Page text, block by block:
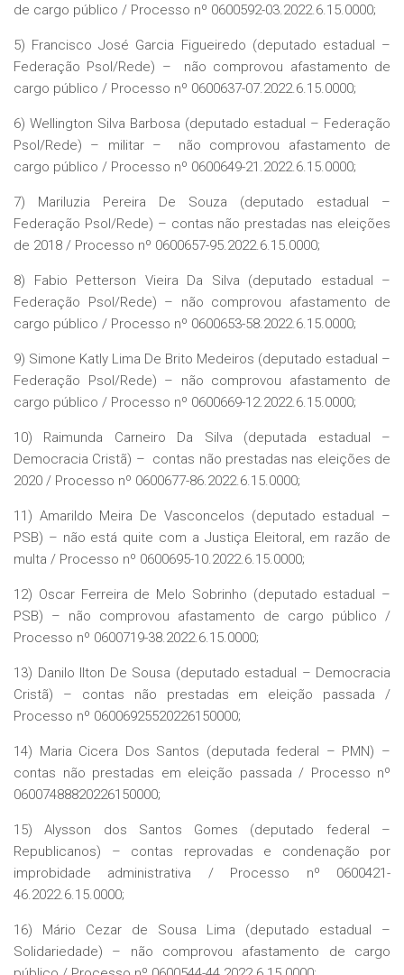
de cargo público / Processo nº 0600592-03.2022.6.15.0000;
5) Francisco José Garcia Figueiredo (deputado estadual –
Federação Psol/Rede) – não comprovou afastamento de
cargo público / Processo nº 0600637-07.2022.6.15.0000;
6) Wellington Silva Barbosa (deputado estadual – Federação
Psol/Rede) – militar – não comprovou afastamento de
cargo público / Processo nº 0600649-21.2022.6.15.0000;
7) Mariluzia Pereira De Souza (deputado estadual –
Federação Psol/Rede) – contas não prestadas nas eleições
de 2018 / Processo nº 0600657-95.2022.6.15.0000;
8) Fabio Petterson Vieira Da Silva (deputado estadual –
Federação Psol/Rede) – não comprovou afastamento de
cargo público / Processo nº 0600653-58.2022.6.15.0000;
9) Simone Katly Lima De Brito Medeiros (deputado estadual –
Federação Psol/Rede) – não comprovou afastamento de
cargo público / Processo nº 0600669-12.2022.6.15.0000;
10) Raimunda Carneiro Da Silva (deputada estadual –
Democracia Cristã) – contas não prestadas nas eleições de
2020 / Processo nº 0600677-86.2022.6.15.0000;
11) Amarildo Meira De Vasconcelos (deputado estadual –
PSB) – não está quite com a Justiça Eleitoral, em razão de
multa / Processo nº 0600695-10.2022.6.15.0000;
12) Oscar Ferreira de Melo Sobrinho (deputado estadual –
PSB) – não comprovou afastamento de cargo público /
Processo nº 0600719-38.2022.6.15.0000;
13) Danilo Ilton De Sousa (deputado estadual – Democracia
Cristã) – contas não prestadas em eleição passada /
Processo nº 06006925520226150000;
14) Maria Cicera Dos Santos (deputada federal – PMN) –
contas não prestadas em eleição passada / Processo nº
06007488820226150000;
15) Alysson dos Santos Gomes (deputado federal –
Republicanos) – contas reprovadas e condenação por
improbidade administrativa / Processo nº 0600421-
46.2022.6.15.0000;
16) Mário Cezar de Sousa Lima (deputado estadual –
Solidariedade) – não comprovou afastamento de cargo